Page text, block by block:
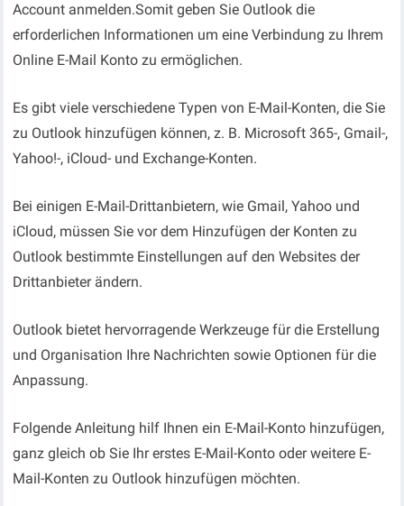
Account anmelden.Somit geben Sie Outlook die
erforderlichen Informationen um eine Verbindung zu Ihrem
Online E-Mail Konto zu ermöglichen.
Es gibt viele verschiedene Typen von E-Mail-Konten, die Sie
zu Outlook hinzufügen können, z. B. Microsoft 365-, Gmail-,
Yahoo!-, iCloud- und Exchange-Konten.
Bei einigen E-Mail-Drittanbietern, wie Gmail, Yahoo und
iCloud, müssen Sie vor dem Hinzufügen der Konten zu
Outlook bestimmte Einstellungen auf den Websites der
Drittanbieter ändern.
Outlook bietet hervorragende Werkzeuge für die Erstellung
und Organisation Ihre Nachrichten sowie Optionen für die
Anpassung.
Folgende Anleitung hilf Ihnen ein E-Mail-Konto hinzufügen,
ganz gleich ob Sie Ihr erstes E-Mail-Konto oder weitere E-
Mail-Konten zu Outlook hinzufügen möchten.